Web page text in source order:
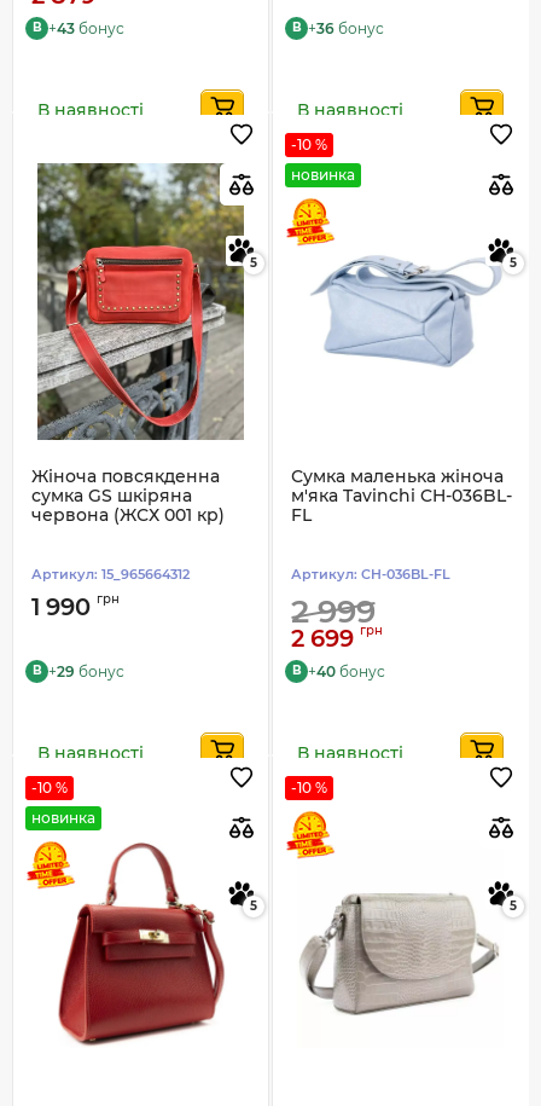
B +43 бонус
В наявності
B +36 бонус
В наявності
5
Жіноча повсякденна
сумка GS шкіряна
червона (ЖСХ 001 кр)
Артикул: 15_965664312
1 990 грн
B +29 бонус
В наявності
-10 %
новинка
5
Сумка маленька жіноча
м'яка Tavinchi CH-036BL-
FL
Артикул: CH-036BL-FL
2 999
2 699 грн
B +40 бонус
В наявності
-10 %
новинка
5
-10 %
5